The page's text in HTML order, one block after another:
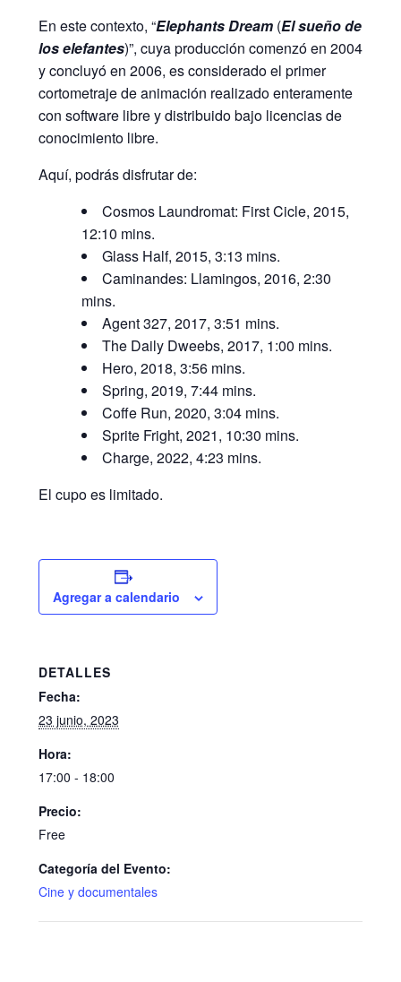
En este contexto, “Elephants Dream(El sueño de
los elefantes)”, cuya producción comenzó en 2004
y concluyó en 2006, es considerado el primer
cortometraje de animación realizado enteramente
con software libre y distribuido bajo licencias de
conocimiento libre.
Aquí, podrás disfrutar de:
Cosmos Laundromat: First Cicle, 2015,
12:10 mins.
Glass Half, 2015, 3:13 mins.
Caminandes: Llamingos, 2016, 2:30
mins.
Agent 327, 2017, 3:51 mins.
The Daily Dweebs, 2017, 1:00 mins.
Hero, 2018, 3:56 mins.
Spring, 2019, 7:44 mins.
Coffe Run, 2020, 3:04 mins.
Sprite Fright, 2021, 10:30 mins.
Charge, 2022, 4:23 mins.
El cupo es limitado.
Agregar a calendario
DETALLES
Fecha:
23 junio, 2023
Hora:
17:00 - 18:00
Precio:
Free
Categoría del Evento:
Cine y documentales